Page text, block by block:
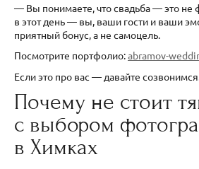
— Вы понимаете, что свадьба — это не
в этот день — вы, ваши гости и ваши
приятный бонус, а не самоцель.
Посмотрите портфолио:abramov-
Если это про вас — давайте созвонимся.
Почему не стоит
с выбором
в Химках